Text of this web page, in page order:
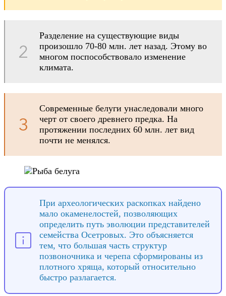
Разделение на существующие виды
произошло 70-80 млн. лет назад. Этому во
многом поспособствовало изменение
климата.
Современные белуги унаследовали много
черт от своего древнего предка. На
протяжении последних 60 млн. лет вид
почти не менялся.
При археологических раскопках найдено
мало окаменелостей, позволяющих
определить путь эволюции представителей
семейства Осетровых. Это объясняется
тем, что большая часть структур
позвоночника и черепа сформированы из
плотного хряща, который относительно
быстро разлагается.